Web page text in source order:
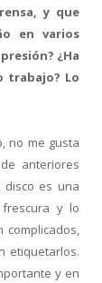
y que
en varios
¿Ha
trabajo? Lo
no me gusta
anteriores
es una
y lo
complicados,
etiquetarlos.
y en